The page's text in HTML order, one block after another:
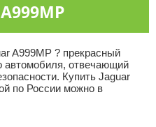
A999MP ? прекрасный
автомобиля, отвечающий
Купить Jaguar
по России можно в